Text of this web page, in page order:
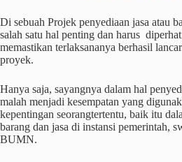
Di sebuah Projek penyediaan jasa atau
salah satu hal penting dan harus
memastikan terlaksananya berhasil
proyek.
Hanya saja, sayangnya dalam hal
malah menjadi kesempatan yang
kepentingan seorangtertentu, baik itu
barang dan jasa di instansi pemerintah,
BUMN.